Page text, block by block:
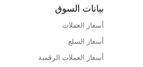
بيانات السوق
أسعار العملات
أسعار السلع
أسعار العملات الرقمية